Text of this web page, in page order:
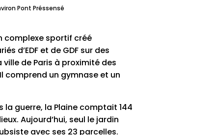
Pont Préssensé
complexe sportif créé
d’EDF et de GDF sur des
de Paris à proximité des
comprend un gymnase et un
la guerre, la Plaine comptait 144
Aujourd’hui, seul le jardin
avec ses 23 parcelles.